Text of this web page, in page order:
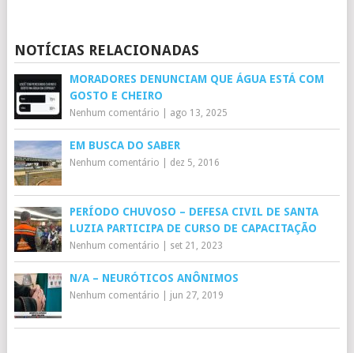
NOTÍCIAS RELACIONADAS
MORADORES DENUNCIAM QUE ÁGUA ESTÁ COM
GOSTO E CHEIRO
Nenhum comentário ago 13, 2025
EM BUSCA DO SABER
Nenhum comentário dez 5, 2016
PERÍODO CHUVOSO – DEFESA CIVIL DE SANTA
LUZIA PARTICIPA DE CURSO DE CAPACITAÇÃO
Nenhum comentário set 21, 2023
N/A – NEURÓTICOS ANÔNIMOS
Nenhum comentário jun 27, 2019